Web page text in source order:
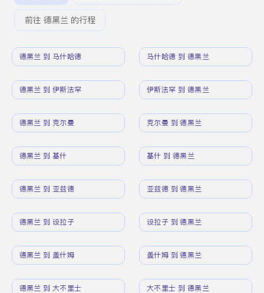
前往 德黑兰 的行程
德黑兰 到 马什哈德 马什哈德 到 德黑兰
德黑兰 到 伊斯法罕 伊斯法罕 到 德黑兰
德黑兰 到 克尔曼 克尔曼 到 德黑兰
德黑兰 到 基什 基什 到 德黑兰
德黑兰 到 亚兹德 亚兹德 到 德黑兰
德黑兰 到 设拉子 设拉子 到 德黑兰
德黑兰 到 盖什姆 盖什姆 到 德黑兰
德黑兰 到 大不里士 大不里士 到 德黑兰